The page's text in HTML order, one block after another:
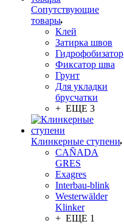
Сопутствующие
товары
Клей
Затирка швов
Гидрофобизатор
Фиксатор шва
Грунт
Для укладки
брусчатки
+ ЕЩЕ 3
Клинкерные ступени
CAÑADA
GRES
Exagres
Interbau-blink
Westerwälder
Klinker
+ ЕЩЕ 1